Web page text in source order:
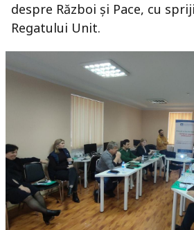
despre Război și Pace, cu
Regatului Unit.